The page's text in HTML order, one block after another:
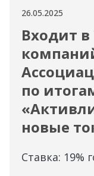
26.05.2025
Входит
по
новые
Ставка: 19%